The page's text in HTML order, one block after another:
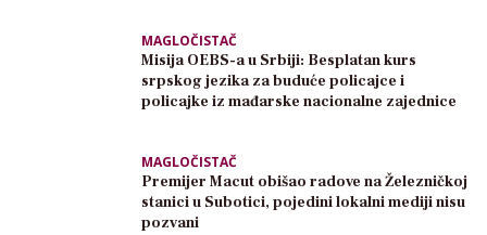
MAGLOČISTAČ
Misija OEBS-a u Srbiji: Besplatan kurs
srpskog jezika za buduće policajce i
policajke iz mađarske nacionalne zajednice
MAGLOČISTAČ
Premijer Macut obišao radove na Železničkoj
stanici u Subotici, pojedini lokalni mediji nisu
pozvani